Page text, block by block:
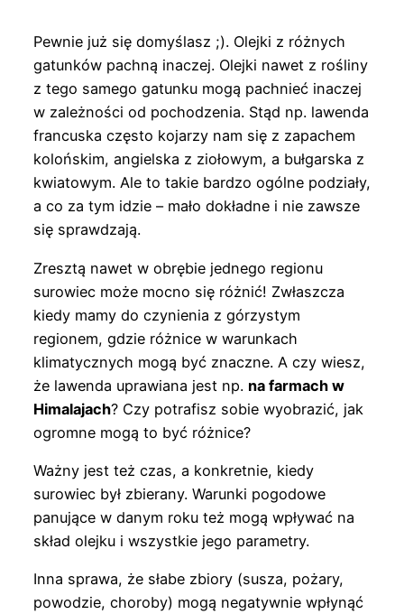
Pewnie już się domyślasz ;). Olejki z różnych
gatunków pachną inaczej. Olejki nawet z rośliny
z tego samego gatunku mogą pachnieć inaczej
w zależności od pochodzenia. Stąd np. lawenda
francuska często kojarzy nam się z zapachem
kolońskim, angielska z ziołowym, a bułgarska z
kwiatowym. Ale to takie bardzo ogólne podziały,
a co za tym idzie – mało dokładne i nie zawsze
się sprawdzają.
Zresztą nawet w obrębie jednego regionu
surowiec może mocno się różnić! Zwłaszcza
kiedy mamy do czynienia z górzystym
regionem, gdzie różnice w warunkach
klimatycznych mogą być znaczne. A czy wiesz,
że lawenda uprawiana jest np. na farmach w
Himalajach? Czy potrafisz sobie wyobrazić, jak
ogromne mogą to być różnice?
Ważny jest też czas, a konkretnie, kiedy
surowiec był zbierany. Warunki pogodowe
panujące w danym roku też mogą wpływać na
skład olejku i wszystkie jego parametry.
Inna sprawa, że słabe zbiory (susza, pożary,
powodzie, choroby) mogą negatywnie wpłynąć